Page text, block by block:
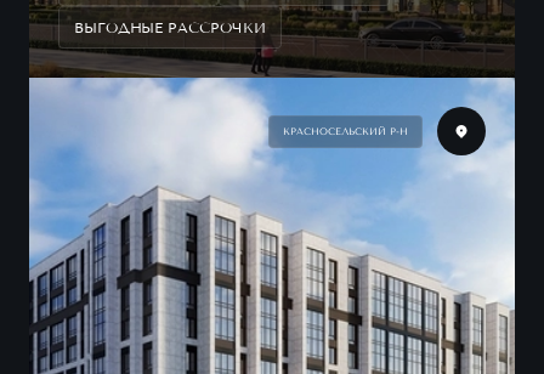
ВЫГОДНЫЕ РАССРОЧКИ
КРАСНОСЕЛЬСКИЙ Р-Н